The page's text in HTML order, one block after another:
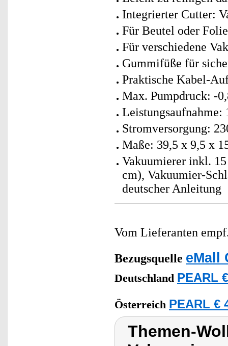
Integrierter Cutter:
Für Beutel oder
Für verschiedene
Gummifüße für
Praktische Kabel-
Max. Pumpdruck: -
Leistungsaufnahme:
Stromversorgung:
Maße: 39,5 x 9,5 x
Vakuumierer inkl.
cm), Vakuumier-
deutscher Anleitung
Vom Lieferanten
Bezugsquelle eMall
Deutschland PEARL
Österreich PEARL €
Themen-